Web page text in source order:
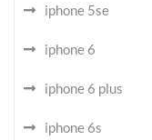
iphone 5se
iphone 6
iphone 6 plus
iphone 6s